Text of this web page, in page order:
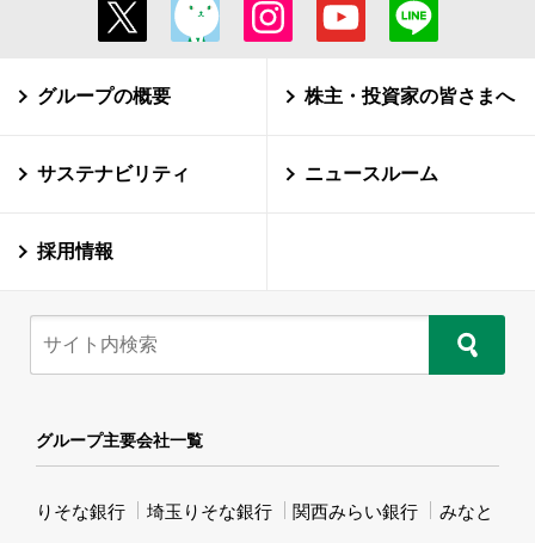
グループの概要 株主・投資家の皆さまへ
サステナビリティ ニュースルーム
採用情報
グループ主要会社一覧
りそな銀行 埼玉りそな銀行 関西みらい銀行 みなと